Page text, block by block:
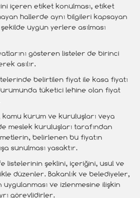
içeren etiket konulması, etiket
hallerde aynı bilgileri kapsayan
uygun yerlere asılması
gösteren listeler de birinci
asılır.
belirtilen fiyat ile kasa fiyatı
tüketici lehine olan fiyat
kamu kurum ve kuruluşları veya
meslek kuruluşları tarafından
belirlenen bu fiyatın
sunulması yasaktır.
listelerinin şeklini, içeriğini, usul ve
düzenler. Bakanlık ve belediyeler,
ve izlenmesine ilişkin
görevlidirler.